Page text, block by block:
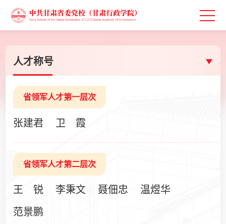
人才称号
省领军人才第一层次
张建君 卫 霞
省领军人才第二层次
王 锐 李秉文 聂佃忠
温煜华
范景鹏